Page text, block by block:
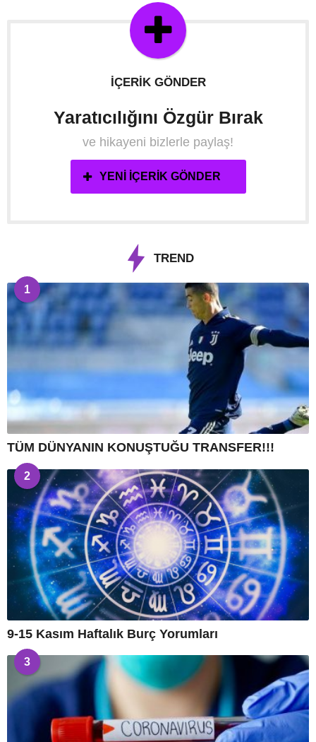
İÇERIK GÖNDER
Yaratıcılığını Özgür Bırak
ve hikayeni bizlerle paylaş!
YENI İÇERIK GÖNDER
TREND
1
TÜM DÜNYANIN KONUŞTUĞU TRANSFER!!!
2
9-15 Kasım Haftalık Burç Yorumları
3